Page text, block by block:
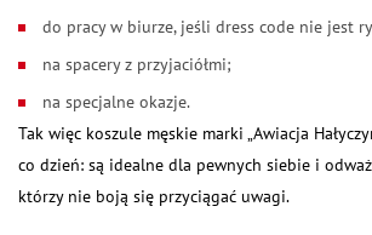
do pracy w biurze, jeśli dress code nie jest
na spacery z przyjaciółmi;
na specjalne okazje.
Tak więc koszule męskie marki „Awiacja
co dzień: są idealne dla pewnych siebie i
którzy nie boją się przyciągać uwagi.